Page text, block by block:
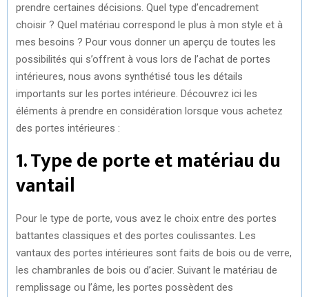
prendre certaines décisions. Quel type d’encadrement
choisir ? Quel matériau correspond le plus à mon style et à
mes besoins ? Pour vous donner un aperçu de toutes les
possibilités qui s’offrent à vous lors de l’achat de portes
intérieures, nous avons synthétisé tous les détails
importants sur les portes intérieure. Découvrez ici les
éléments à prendre en considération lorsque vous achetez
des portes intérieures :
1. Type de porte et matériau du
vantail
Pour le type de porte, vous avez le choix entre des portes
battantes classiques et des portes coulissantes. Les
vantaux des portes intérieures sont faits de bois ou de verre,
les chambranles de bois ou d’acier. Suivant le matériau de
remplissage ou l’âme, les portes possèdent des